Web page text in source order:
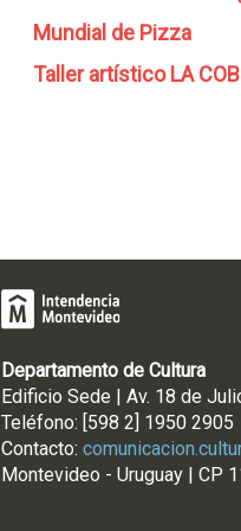
Mundial de Pizza
Taller artístico LA
Departamento de Cultura
Edificio Sede | Av. 18 de
Teléfono: [598 2] 1950 2905
Contacto:
Montevideo - Uruguay | CP